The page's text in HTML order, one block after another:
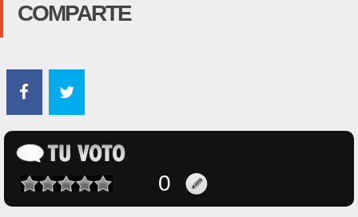
COMPARTE